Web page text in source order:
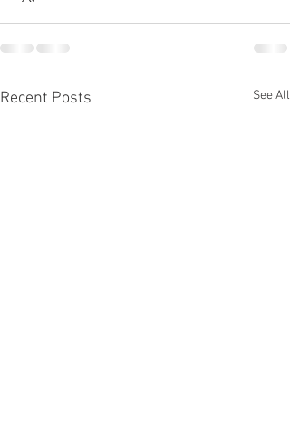
Recent Posts See All